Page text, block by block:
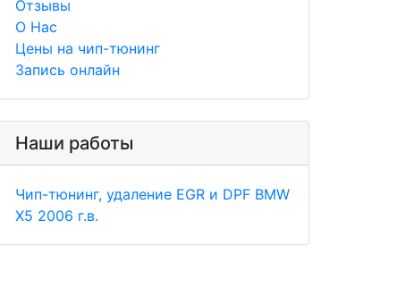
Отзывы
О Нас
Цены на чип-тюнинг
Запись онлайн
Наши работы
Чип-тюнинг, удаление EGR и DPF BMW
X5 2006 г.в.